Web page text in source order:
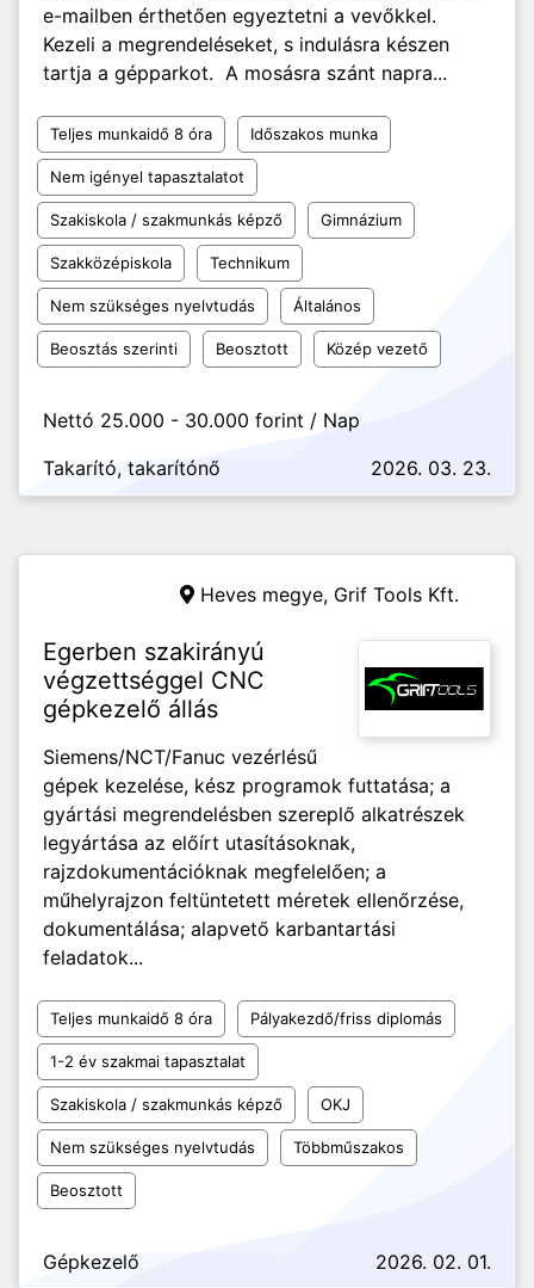
e-mailben érthetően egyeztetni a vevőkkel.
Kezeli a megrendeléseket, s indulásra készen
tartja a gépparkot. A mosásra szánt napra...
Teljes munkaidő 8 óra Időszakos munka
Nem igényel tapasztalatot
Szakiskola / szakmunkás képző Gimnázium
Szakközépiskola Technikum
Nem szükséges nyelvtudás Általános
Beosztás szerinti Beosztott Közép vezető
Nettó 25.000 - 30.000 forint / Nap
Takarító, takarítónő
2026. 03. 23.
Heves megye, Grif Tools Kft.
Egerben szakirányú
végzettséggel CNC
gépkezelő állás
Siemens/NCT/Fanuc vezérlésű
gépek kezelése, kész programok futtatása; a
gyártási megrendelésben szereplő alkatrészek
legyártása az előírt utasításoknak,
rajzdokumentációknak megfelelően; a
műhelyrajzon feltüntetett méretek ellenőrzése,
dokumentálása; alapvető karbantartási
feladatok...
Teljes munkaidő 8 óra Pályakezdő/friss diplomás
1-2 év szakmai tapasztalat
Szakiskola / szakmunkás képző OKJ
Nem szükséges nyelvtudás Többműszakos
Beosztott
Gépkezelő 2026. 02. 01.